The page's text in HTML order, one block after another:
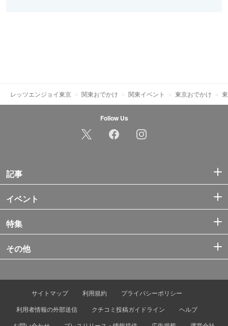
レッツエンジョイ東京 関東おでかけ 関東イベント 東京おでかけ
Follow Us
記事
イベント
特集
その他
サイトマップ 利用規約
プライバシーポリシー
利用者情報の外部送信
クチコミ投稿ガイドライン
ヘルプ